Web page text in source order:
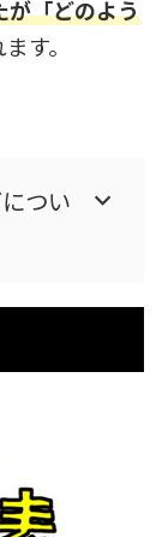
が「どのよう
す。
つい